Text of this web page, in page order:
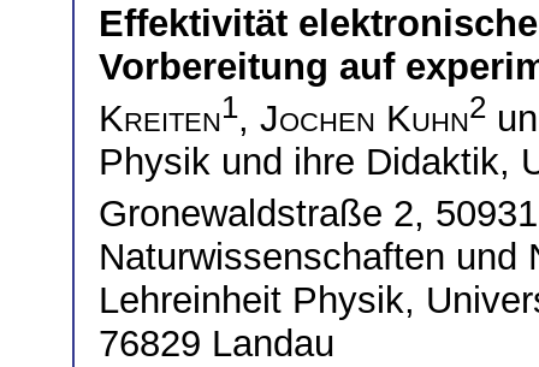
Effektivität
Vorbereitung auf
Kreiten1, Jochen Kuhn2
Physik und ihre Didaktik,
Gronewaldstraße 2,
Naturwissenschaften und
Lehreinheit Physik,
76829 Landau